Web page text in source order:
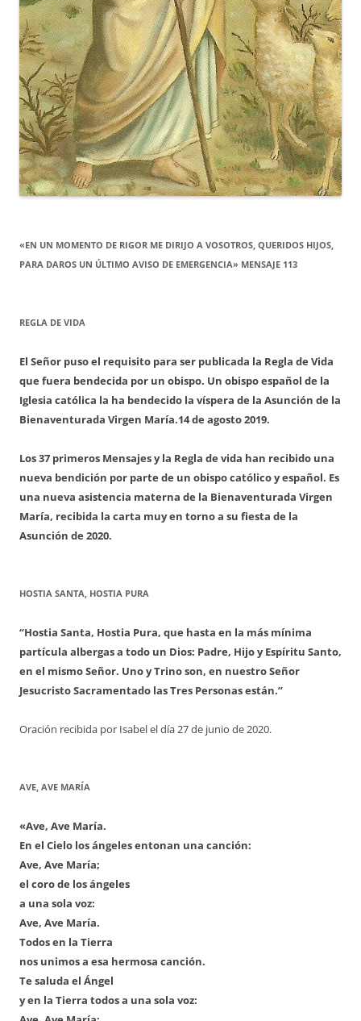
«EN UN MOMENTO DE RIGOR ME DIRIJO A VOSOTROS, QUERIDOS HIJOS,
PARA DAROS UN ÚLTIMO AVISO DE EMERGENCIA» MENSAJE 113
REGLA DE VIDA
El Señor puso el requisito para ser publicada la Regla de Vida
que fuera bendecida por un obispo. Un obispo español de la
Iglesia católica la ha bendecido la víspera de la Asunción de la
Bienaventurada Virgen María.14 de agosto 2019.
Los 37 primeros Mensajes y la Regla de vida han recibido una
nueva bendición por parte de un obispo católico y español. Es
una nueva asistencia materna de la Bienaventurada Virgen
María, recibida la carta muy en torno a su fiesta de la
Asunción de 2020.
HOSTIA SANTA, HOSTIA PURA
“Hostia Santa, Hostia Pura, que hasta en la más mínima
partícula albergas a todo un Dios: Padre, Hijo y Espíritu Santo,
en el mismo Señor. Uno y Trino son, en nuestro Señor
Jesucristo Sacramentado las Tres Personas están.”
Oración recibida por Isabel el día 27 de junio de 2020.
AVE, AVE MARÍA
«Ave, Ave María.
En el Cielo los ángeles entonan una canción:
Ave, Ave María;
el coro de los ángeles
a una sola voz:
Ave, Ave María.
Todos en la Tierra
nos unimos a esa hermosa canción.
Te saluda el Ángel
y en la Tierra todos a una sola voz: